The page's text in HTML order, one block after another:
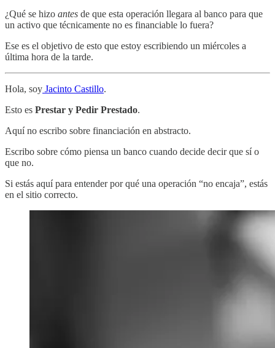
¿Qué se hizo antes de que esta operación llegara al banco para que
un activo que técnicamente no es financiable lo fuera?
Ese es el objetivo de esto que estoy escribiendo un miércoles a
última hora de la tarde.
Hola, soy Jacinto Castillo.
Esto es Prestar y Pedir Prestado.
Aquí no escribo sobre financiación en abstracto.
Escribo sobre cómo piensa un banco cuando decide decir que sí o
que no.
Si estás aquí para entender por qué una operación “no encaja”, estás
en el sitio correcto.